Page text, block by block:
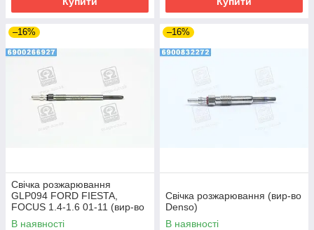
–16%
Свічка розжарювання
GLP094 FORD FIESTA,
FOCUS 1.4-1.6 01-11 (вир-во
BOSCH)
В наявності
–16%
Свічка розжарювання (вир-во
Denso)
В наявності